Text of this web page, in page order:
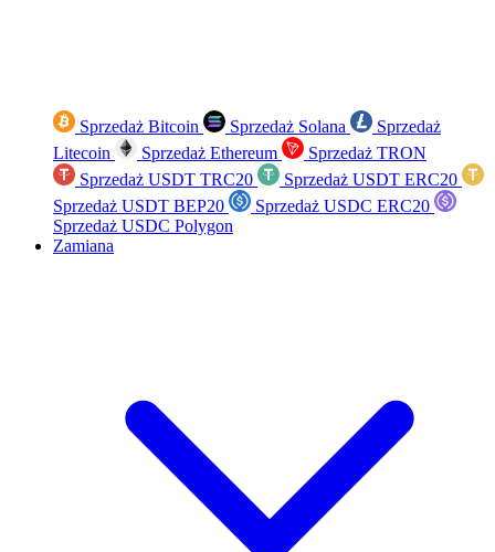
Sprzedaż Bitcoin Sprzedaż Solana
Sprzedaż
Litecoin
Sprzedaż Ethereum
Sprzedaż TRON
Sprzedaż USDT TRC20
Sprzedaż USDT ERC20
Sprzedaż USDT BEP20
Sprzedaż USDC ERC20
Sprzedaż USDC Polygon
Zamiana